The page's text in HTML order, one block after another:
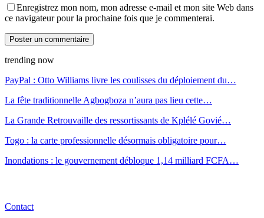
Enregistrez mon nom, mon adresse e-mail et mon site Web dans
ce navigateur pour la prochaine fois que je commenterai.
trending now
PayPal : Otto Williams livre les coulisses du déploiement du…
La fête traditionnelle Agbogboza n’aura pas lieu cette…
La Grande Retrouvaille des ressortissants de Kplélé Govié…
Togo : la carte professionnelle désormais obligatoire pour…
Inondations : le gouvernement débloque 1,14 milliard FCFA…
Contact